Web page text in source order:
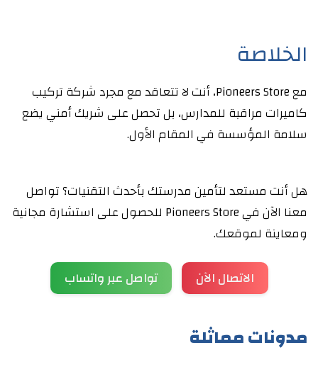
الخلاصة
مع Pioneers Store، أنت لا تتعاقد مع مجرد شركة تركيب
كاميرات مراقبة للمدارس، بل تحصل على شريك أمني يضع
سلامة المؤسسة في المقام الأول.
هل أنت مستعد لتأمين مدرستك بأحدث التقنيات؟ تواصل
معنا الآن في Pioneers Store للحصول على استشارة مجانية
ومعاينة لموقعك.
الاتصال الآن تواصل عبر واتساب
مدونات مماثلة